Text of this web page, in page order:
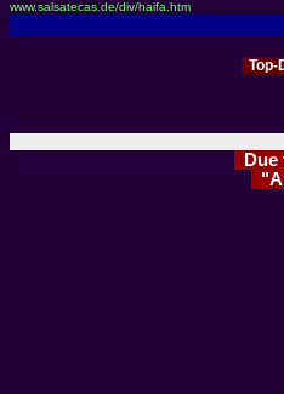
www.salsatecas.de/div/haifa.htm
Top-
Due